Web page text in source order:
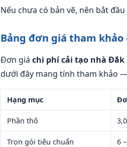
Nếu chưa có bản vẽ, nên bắt
Bảng đơn giá tham
Đơn giá chi phí cải tạo nhà Đắk
dưới đây mang tính tham khảo
Hạng mục
Phần thô
Trọn gói tiêu chuẩn 6